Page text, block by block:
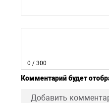
0 / 300
Комментарий будет
Добавить